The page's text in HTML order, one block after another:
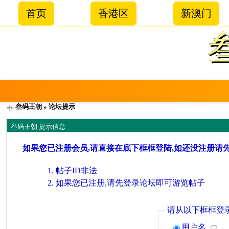
首页 香港区 新澳门
叁码王朝 » 论坛提示
叁码王朝 提示信息
如果您已注册会员,请直接在底下框框登陆,如还没注册请
帖子ID非法
如果您已注册,请先登录论坛即可游览帖子
请从以下框框登
用户名